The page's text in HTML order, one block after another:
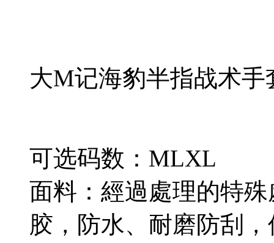
大M记海豹半指战术
可选码数：MLXL
面料：經過處理的特
胶，防水、耐磨防刮